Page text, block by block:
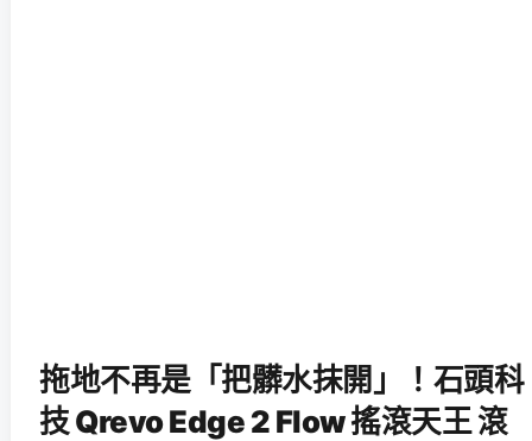
拖地不再是「把髒水抹開」！石頭科
技 Qrevo Edge 2 Flow 搖滾天王 滾